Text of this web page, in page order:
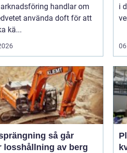
handlar om
använda doft för att
kä...
i
så går
losshållning av berg